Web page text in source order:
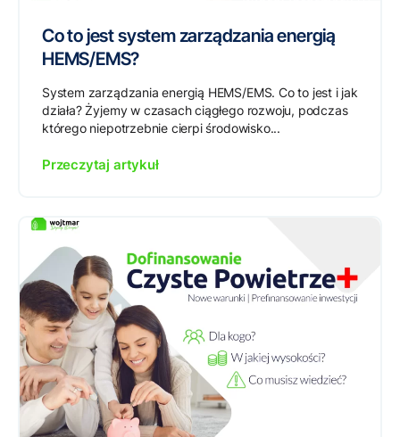
Co to jest system zarządzania energią
HEMS/EMS?
System zarządzania energią HEMS/EMS. Co to jest i jak
działa? Żyjemy w czasach ciągłego rozwoju, podczas
którego niepotrzebnie cierpi środowisko...
Przeczytaj artykuł